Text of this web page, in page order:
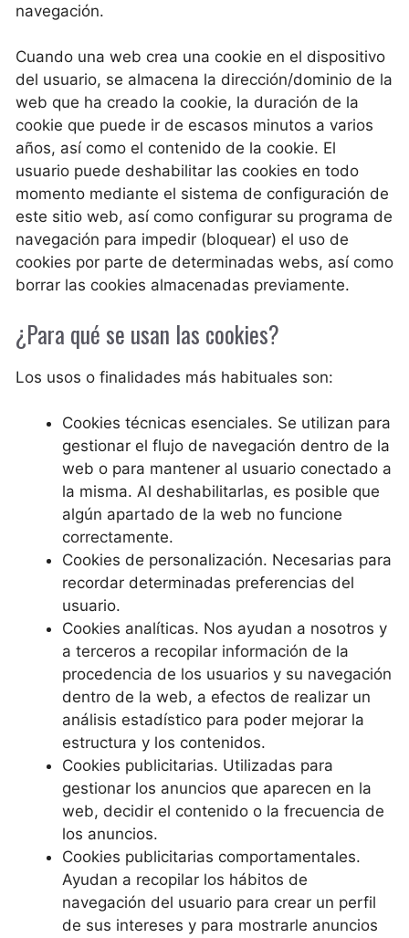
navegación.
Cuando una web crea una cookie en el dispositivo
del usuario, se almacena la dirección/dominio de la
web que ha creado la cookie, la duración de la
cookie que puede ir de escasos minutos a varios
años, así como el contenido de la cookie. El
usuario puede deshabilitar las cookies en todo
momento mediante el sistema de configuración de
este sitio web, así como configurar su programa de
navegación para impedir (bloquear) el uso de
cookies por parte de determinadas webs, así como
borrar las cookies almacenadas previamente.
¿Para qué se usan las cookies?
Los usos o finalidades más habituales son:
Cookies técnicas esenciales. Se utilizan para
gestionar el flujo de navegación dentro de la
web o para mantener al usuario conectado a
la misma. Al deshabilitarlas, es posible que
algún apartado de la web no funcione
correctamente.
Cookies de personalización. Necesarias para
recordar determinadas preferencias del
usuario.
Cookies analíticas. Nos ayudan a nosotros y
a terceros a recopilar información de la
procedencia de los usuarios y su navegación
dentro de la web, a efectos de realizar un
análisis estadístico para poder mejorar la
estructura y los contenidos.
Cookies publicitarias. Utilizadas para
gestionar los anuncios que aparecen en la
web, decidir el contenido o la frecuencia de
los anuncios.
Cookies publicitarias comportamentales.
Ayudan a recopilar los hábitos de
navegación del usuario para crear un perfil
de sus intereses y para mostrarle anuncios